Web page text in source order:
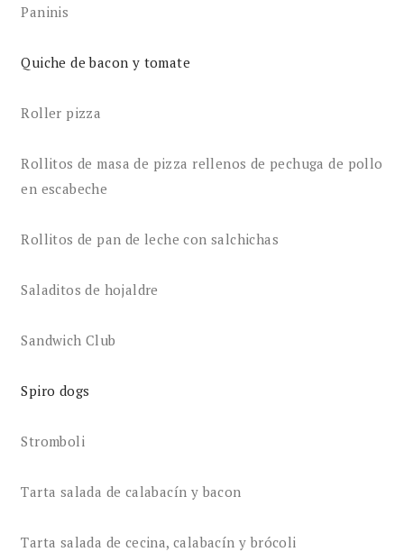
Paninis
Quiche de bacon y tomate
Roller pizza
Rollitos de masa de pizza rellenos de pechuga de pollo
en escabeche
Rollitos de pan de leche con salchichas
Saladitos de hojaldre
Sandwich Club
Spiro dogs
Stromboli
Tarta salada de calabacín y bacon
Tarta salada de cecina, calabacín y brócoli